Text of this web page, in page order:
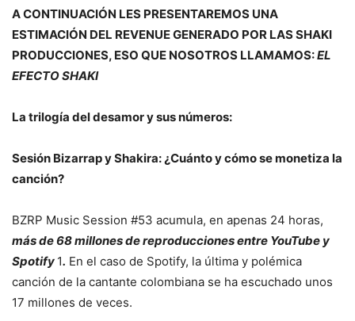
A CONTINUACIÓN LES PRESENTAREMOS UNA
ESTIMACIÓN DEL REVENUE GENERADO POR LAS SHAKI
PRODUCCIONES, ESO QUE NOSOTROS LLAMAMOS:EL
EFECTO SHAKI
La trilogía del desamor y sus números:
Sesión Bizarrap y Shakira: ¿Cuánto y cómo se monetiza la
canción?
BZRP Music Session #53 acumula, en apenas 24 horas,
más de 68 millones de reproducciones entre YouTube y
Spotify 1. En el caso de Spotify, la última y polémica
canción de la cantante colombiana se ha escuchado unos
17 millones de veces.